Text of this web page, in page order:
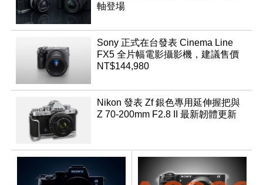
軸登場
Sony 正式在台發表 Cinema Line
FX5 全片幅電影攝影機，建議售價
NT$144,980
Nikon 發表 Zf 銀色專用延伸握把與
Z 70-200mm F2.8 II 最新韌體更新